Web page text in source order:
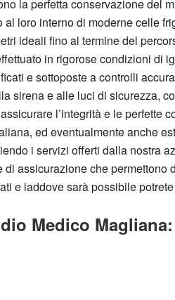
la perfetta conservazione del
loro interno di moderne celle
ideali fino al termine del
in rigorose condizioni di
e sottoposte a controlli
sirena e alle luci di sicurezza,
l’integrità e le perfette
ed eventualmente anche
i servizi offerti dalla nostra
assicurazione che
e laddove sarà possibile
Medico Magliana: